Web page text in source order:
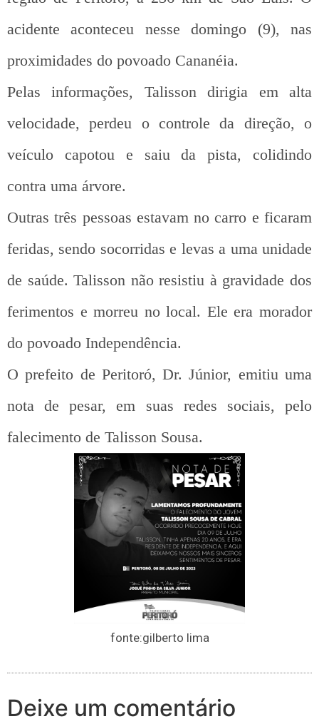
acidente aconteceu nesse domingo (9), nas
proximidades do povoado Cananéia.
Pelas informações, Talisson dirigia em alta
velocidade, perdeu o controle da direção, o
veículo capotou e saiu da pista, colidindo
contra uma árvore.
Outras três pessoas estavam no carro e ficaram
feridas, sendo socorridas e levas a uma unidade
de saúde. Talisson não resistiu à gravidade dos
ferimentos e morreu no local. Ele era morador
do povoado Independência.
O prefeito de Peritoró, Dr. Júnior, emitiu uma
nota de pesar, em suas redes sociais, pelo
falecimento de Talisson Sousa.
fonte:gilberto lima
Deixe um comentário